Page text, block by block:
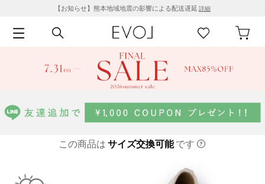
【お知らせ】熊本地域地震の影響による配送遅延 詳細
この商品は サイズ交換可能です